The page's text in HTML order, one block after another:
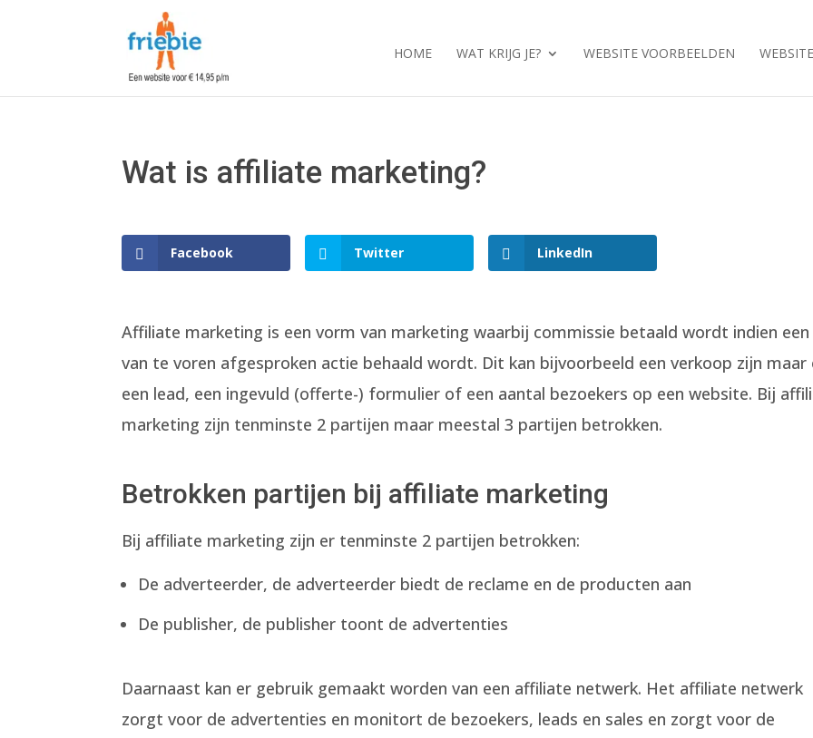
HOME WAT KRIJG JE? WEBSITE VOORBEELDEN
Wat is affiliate marketing?
Facebook Twitter LinkedIn
Affiliate marketing is een vorm van marketing waarbij commissie betaald wordt indien een
van te voren afgesproken actie behaald wordt. Dit kan bijvoorbeeld een verkoop zijn maar
een lead, een ingevuld (offerte-) formulier of een aantal bezoekers op een website. Bij
marketing zijn tenminste 2 partijen maar meestal 3 partijen betrokken.
Betrokken partijen bij affiliate marketing
Bij affiliate marketing zijn er tenminste 2 partijen betrokken:
De adverteerder, de adverteerder biedt de reclame en de producten aan
De publisher, de publisher toont de advertenties
Daarnaast kan er gebruik gemaakt worden van een affiliate netwerk. Het affiliate netwerk
zorgt voor de advertenties en monitort de bezoekers, leads en sales en zorgt voor de